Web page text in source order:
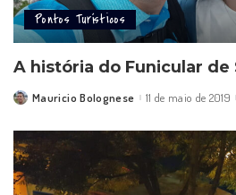
Pontos Turísticos
A história do Funicular de
PostedMauricio Bolognese 11 de maio de 2019